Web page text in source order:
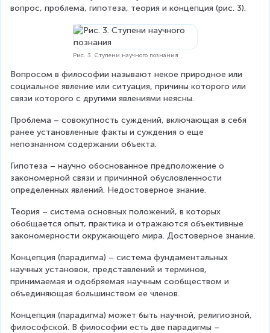
вопрос, проблема, гипотеза, теория и концепция (рис. 3).
Рис. 3. Ступени научного познания
Вопросом в философии называют некое природное или
социальное явление или ситуация, причины которого или
связи которого с другими явлениями неясны.
Проблема – совокупность суждений, включающая в себя
ранее установленные факты и суждения о еще
непознанном содержании объекта.
Гипотеза – научно обоснованное предположение о
закономерной связи и причинной обусловленности
определенных явлений. Недостоверное знание.
Теория – система основных положений, в которых
обобщается опыт, практика и отражаются объективные
закономерности окружающего мира. Достоверное знание.
Концепция (парадигма) – система фундаментальных
научных установок, представлений и терминов,
принимаемая и одобряемая научным сообществом и
объединяющая большинством ее членов.
Концепция (парадигма) может быть научной, религиозной,
философской. В философии есть две парадигмы –